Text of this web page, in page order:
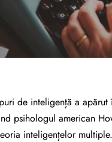
de inteligență a apărut
psihologul american
inteligențelor